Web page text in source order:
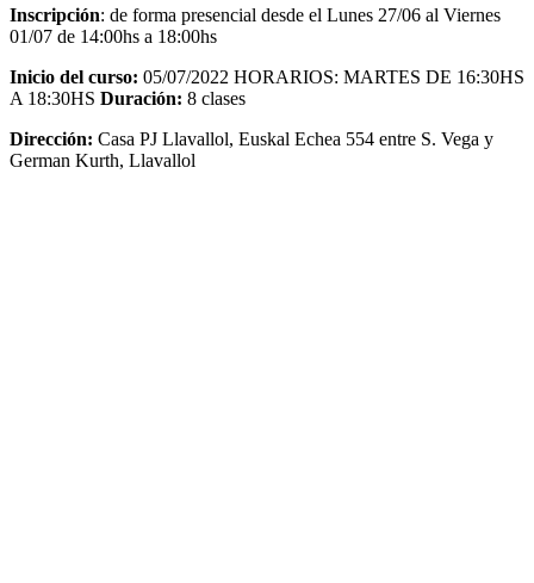
Inscripción: de forma presencial desde el Lunes 27/06 al Viernes
01/07 de 14:00hs a 18:00hs
Inicio del curso: 05/07/2022 HORARIOS: MARTES DE 16:30HS
A 18:30HS Duración: 8 clases
Dirección: Casa PJ Llavallol, Euskal Echea 554 entre S. Vega y
German Kurth, Llavallol